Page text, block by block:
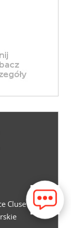
Cluse